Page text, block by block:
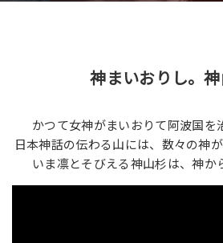
神まいおりし。神
かつて女神がまいおりて阿波国を
日本神話の伝わる山には、数々の神
いま凛とそびえる神山杉は、神か